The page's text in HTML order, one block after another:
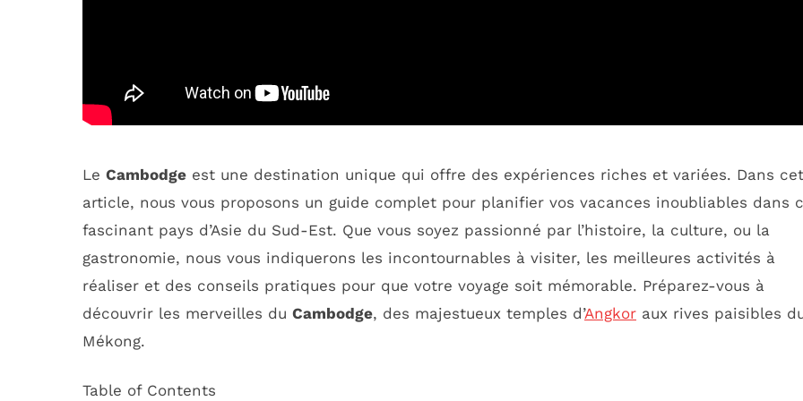
Le Cambodge est une destination unique qui offre des expériences riches et variées. Dans cet
article, nous vous proposons un guide complet pour planifier vos vacances inoubliables dans
fascinant pays d’Asie du Sud-Est. Que vous soyez passionné par l’histoire, la culture, ou la
gastronomie, nous vous indiquerons les incontournables à visiter, les meilleures activités à
réaliser et des conseils pratiques pour que votre voyage soit mémorable. Préparez-vous à
découvrir les merveilles du Cambodge, des majestueux temples d’Angkor aux rives paisibles
Mékong.
Table of Contents